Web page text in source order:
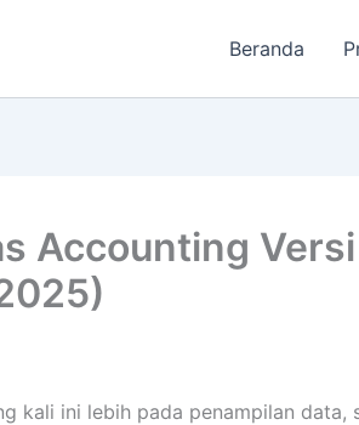
Beranda
Accounting
kali ini lebih pada penampilan data,